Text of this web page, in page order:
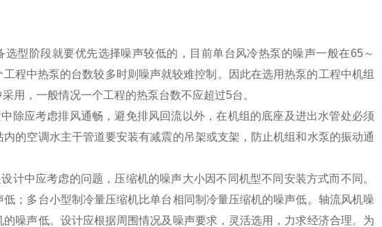
阶段就要优先选择噪声较低的，目前单台风冷热泵的噪声一般在65～
程中热泵的台数较多时则噪声就较难控制。因此在选用热泵的工程中机组
用，一般情况一个工程的热泵台数不应超过5台。
应考虑排风通畅，避免排风回流以外，在机组的底座及进出水管处必须
的空调水主干管道要安装有减震的吊架或支架，防止机组和水泵的振动通
计中应考虑的问题，压缩机的噪声大小因不同机型不同安装方式而不同。
；多台小型制冷量压缩机比单台相同制冷量压缩机的噪声低。轴流风机噪
噪声低。设计应根据周围情况及噪声要求，灵活选用，力求经济合理。为